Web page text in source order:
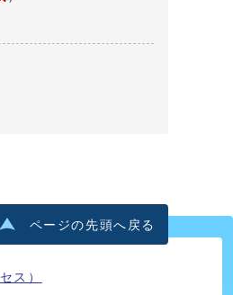
ページの先頭へ戻る
ス）